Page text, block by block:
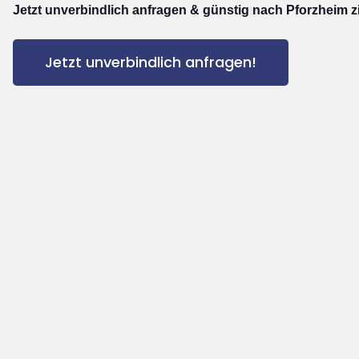
Jetzt unverbindlich anfragen & günstig nach Pforzheim
Jetzt unverbindlich anfragen!